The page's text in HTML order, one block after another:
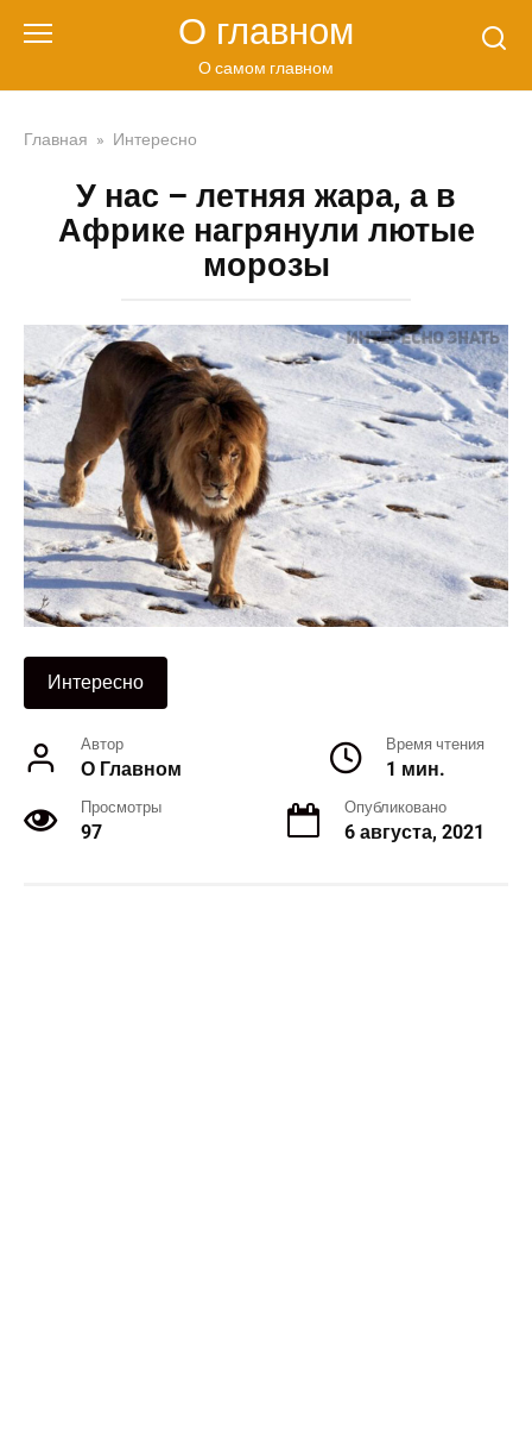
О главном
О самом главном
Главная » Интересно
У нас – летняя жара, а в
Африке нагрянули лютые
морозы
Интересно
Автор
О Главном
Время чтения
1 мин.
Просмотры
97
Опубликовано
6 августа, 2021